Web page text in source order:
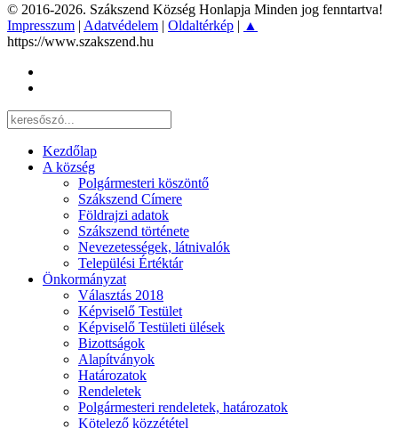
© 2016-2026. Szákszend Község Honlapja Minden jog fenntartva!
Impresszum | Adatvédelem | Oldaltérkép | ▲
https://www.szakszend.hu
Kezdőlap
A község
Polgármesteri köszöntő
Szákszend Címere
Földrajzi adatok
Szákszend története
Nevezetességek, látnivalók
Települési Értéktár
Önkormányzat
Választás 2018
Képviselő Testület
Képviselő Testületi ülések
Bizottságok
Alapítványok
Határozatok
Rendeletek
Polgármesteri rendeletek, határozatok
Kötelező közzététel